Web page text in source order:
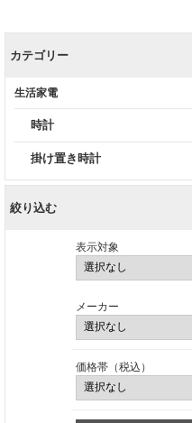
カテゴリー
生活家電
時計
掛け置き時計
絞り込む
表示対象
メーカー
価格帯（税込）